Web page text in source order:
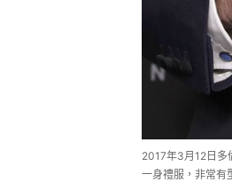
2017年3月12日多
一身禮服，非常有